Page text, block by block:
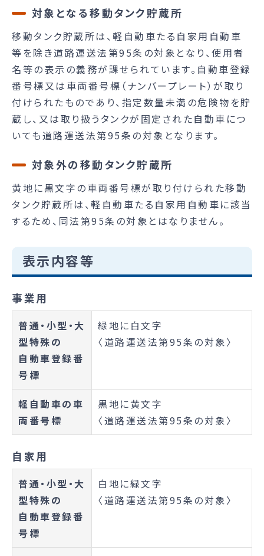
対象となる移動タンク貯蔵所
移動タンク貯蔵所は、軽自動車たる自家用自動車
等を除き道路運送法第95条の対象となり、使用者
名等の表示の義務が課せられています。自動車登録
番号標又は車両番号標（ナンバープレート）が取り
付けられたものであり、指定数量未満の危険物を貯
蔵し、又は取り扱うタンクが固定された自動車につ
いても道路運送法第95条の対象となります。
対象外の移動タンク貯蔵所
黄地に黒文字の車両番号標が取り付けられた移動
タンク貯蔵所は、軽自動車たる自家用自動車に該当
するため、同法第95条の対象とはなりません。
表示内容等
事業用
普通・小型・大
型特殊の
自動車登録番
号標
緑地に白文字
〈道路運送法第95条の対象〉
軽自動車の車
両番号標
黒地に黄文字
〈道路運送法第95条の対象〉
自家用
普通・小型・大
型特殊の
自動車登録番
号標
白地に緑文字
〈道路運送法第95条の対象〉